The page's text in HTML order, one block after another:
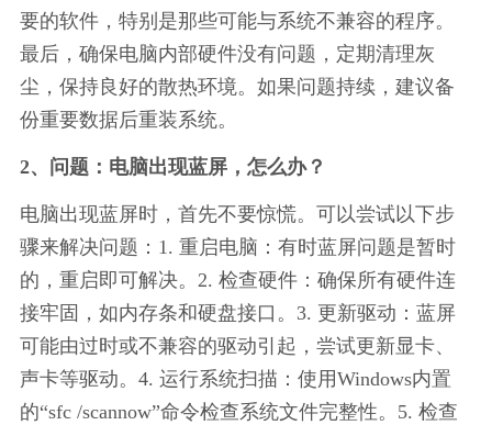
要的软件，特别是那些可能与系统不兼容的程序。
最后，确保电脑内部硬件没有问题，定期清理灰
尘，保持良好的散热环境。如果问题持续，建议备
份重要数据后重装系统。
2、问题：电脑出现蓝屏，怎么办？
电脑出现蓝屏时，首先不要惊慌。可以尝试以下步
骤来解决问题：1. 重启电脑：有时蓝屏问题是暂时
的，重启即可解决。2. 检查硬件：确保所有硬件连
接牢固，如内存条和硬盘接口。3. 更新驱动：蓝屏
可能由过时或不兼容的驱动引起，尝试更新显卡、
声卡等驱动。4. 运行系统扫描：使用Windows内置
的“sfc /scannow”命令检查系统文件完整性。5. 检查